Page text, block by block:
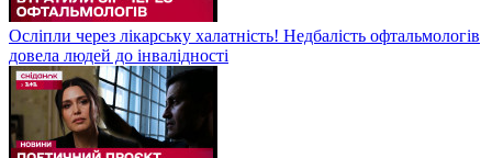
Осліпли через лікарську халатність! Недбалість офтальмологів
довела людей до інвалідності